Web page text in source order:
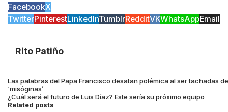
FacebookX
TwitterPinterestLinkedInTumblrRedditVKWhatsAppEmail
Rito Patiño
Las palabras del Papa Francisco desatan polémica al ser tachadas de
‘misóginas’
¿Cuál será el futuro de Luis Díaz? Este sería su próximo equipo
Related posts